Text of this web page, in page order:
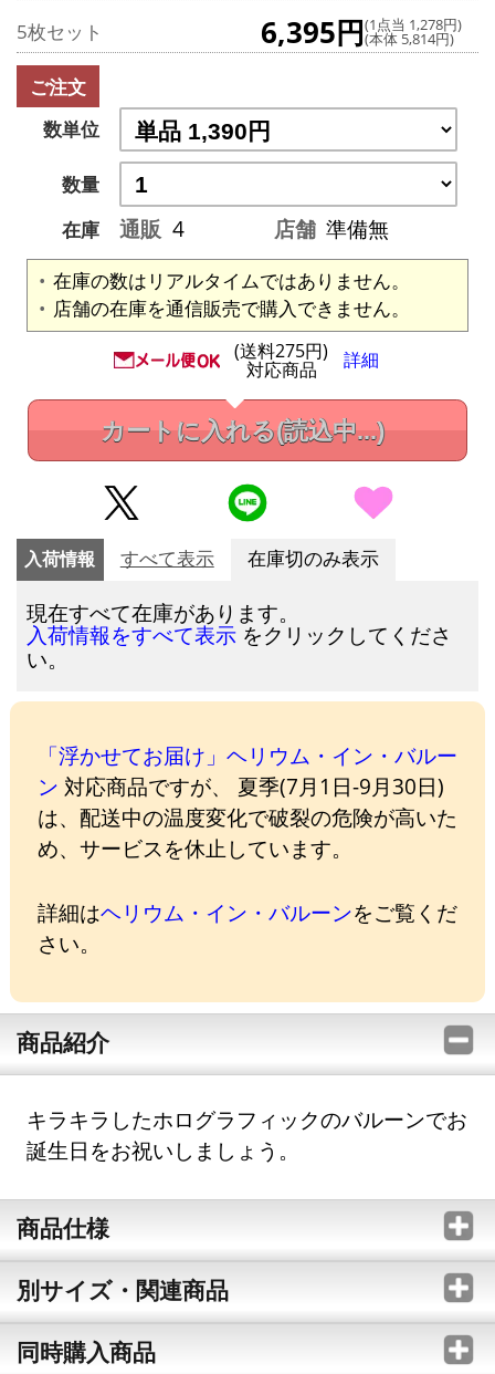
5枚セット 6,395円(1点当 1,278円)
(本体 5,814円)
ご注文
数単位
数量
在庫
通販 4 店舗 準備無
在庫の数はリアルタイムではありません。
店舗の在庫を通信販売で購入できません。
(送料275円)
対応商品 詳細
カートに入れる(読込中...)
入荷情報 すべて表示 在庫切のみ表示
現在すべて在庫があります。
入荷情報をすべて表示 をクリックしてくださ
い。
「浮かせてお届け」ヘリウム・イン・バルー
ン 対応商品ですが、 夏季(7月1日-9月30日)
は、配送中の温度変化で破裂の危険が高いた
め、サービスを休止しています。
詳細はヘリウム・イン・バルーンをご覧くだ
さい。
商品紹介
キラキラしたホログラフィックのバルーンでお
誕生日をお祝いしましょう。
商品仕様
別サイズ・関連商品
同時購入商品